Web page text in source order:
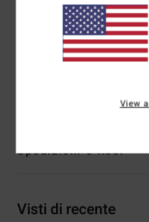
Denim rigido
Gamba svasata che
Etichetta con bandiera
Spedizioni e Resi
Visti di recente
View